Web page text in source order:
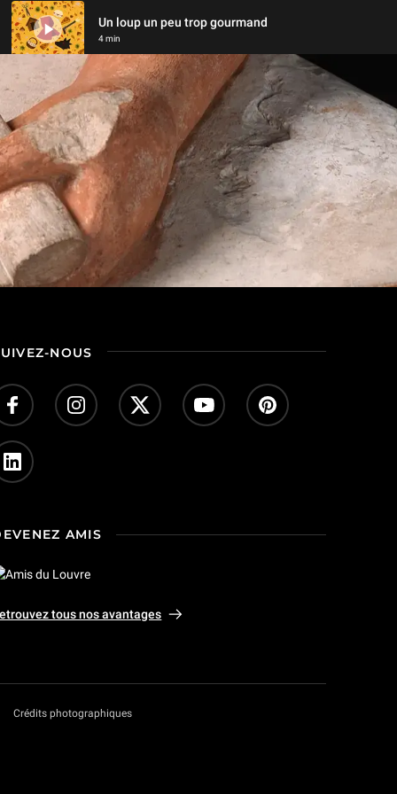
Un loup un peu trop gourmand
4 min
Le raisin de Bacchus
5 min
NOUS
AMIS
tous nos avantages
Crédits photographiques